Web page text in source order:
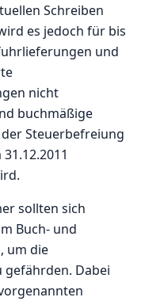
Schreiben
es jedoch für bis
und
nicht
buchmäßige
Steuerbefreiung
sollten sich
Buch- und
um die
Dabei